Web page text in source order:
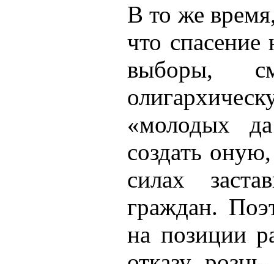
В то же
что
выборы,
«молодых
создать
силах
граждан.
на позиции